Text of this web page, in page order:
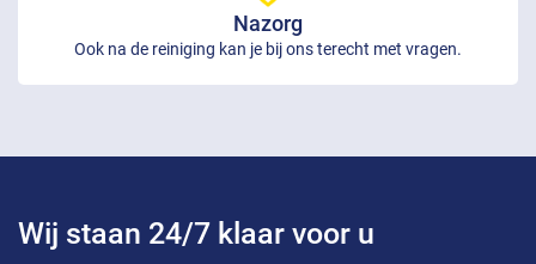
Nazorg
Ook na de reiniging kan je bij ons terecht met vragen.
Wij staan 24/7 klaar voor u